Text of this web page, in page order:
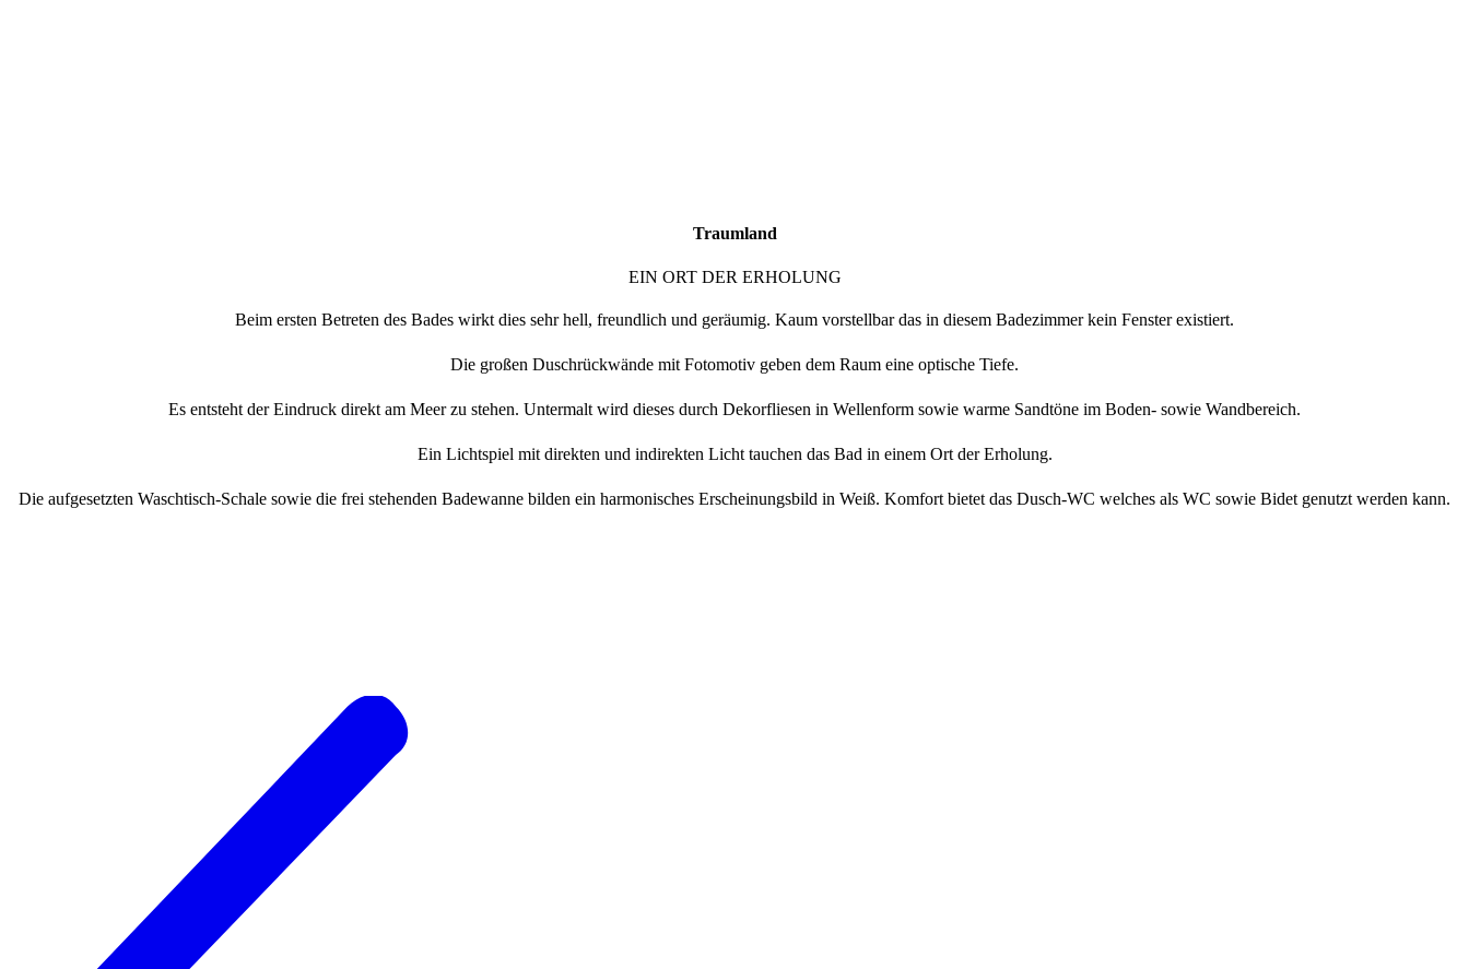
Traumland
EIN ORT DER ERHOLUNG
Beim ersten Betreten des Bades wirkt dies sehr hell, freundlich und geräumig. Kaum vorstellbar das in diesem Badezimmer kein Fenster existiert.
Die großen Duschrückwände mit Fotomotiv geben dem Raum eine optische Tiefe.
Es entsteht der Eindruck direkt am Meer zu stehen. Untermalt wird dieses durch Dekorfliesen in Wellenform sowie warme Sandtöne im Boden- sowie Wandbereich.
Ein Lichtspiel mit direkten und indirekten Licht tauchen das Bad in einem Ort der Erholung.
Die aufgesetzten Waschtisch-Schale sowie die frei stehenden Badewanne bilden ein harmonisches Erscheinungsbild in Weiß. Komfort bietet das Dusch-WC welches als WC sowie Bidet genutzt werden kann.